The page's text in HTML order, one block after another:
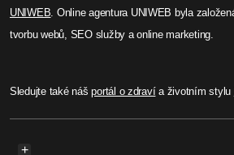
UNIWEB. Online agentura UNIWEB byla
tvorbu webů, SEO služby a online marketing.
Sledujte také nášportál o zdravía životním stylu
+